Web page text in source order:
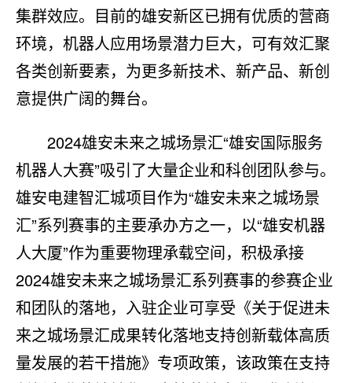
集群效应。目前的雄安新区已拥有优质的营商
环境，机器人应用场景潜力巨大，可有效汇聚
各类创新要素，为更多新技术、新产品、新创
意提供广阔的舞台。
2024雄安未来之城场景汇“雄安国际服务
机器人大赛”吸引了大量企业和科创团队参与。
雄安电建智汇城项目作为“雄安未来之城场景
汇”系列赛事的主要承办方之一，以“雄安机器
人大厦”作为重要物理承载空间，积极承接
2024雄安未来之城场景汇系列赛事的参赛企业
和团队的落地，入驻企业可享受《关于促进未
来之城场景汇成果转化落地支持创新载体高质
量发展的若干措施》专项政策，该政策在支持